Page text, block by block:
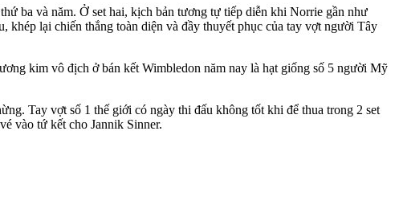
ba và năm. Ở set hai, kịch bản tương tự tiếp diễn khi Norrie gần như
khép lại chiến thắng toàn diện và đầy thuyết phục của tay vợt người Tây
kim vô địch ở bán kết Wimbledon năm nay là hạt giống số 5 người Mỹ
Tay vợt số 1 thế giới có ngày thi đấu không tốt khi để thua trong 2 set
vào tứ kết cho Jannik Sinner.